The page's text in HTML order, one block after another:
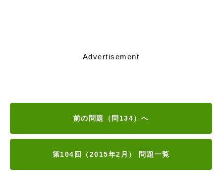
Advertisement
前の問題（問134）へ
第104回（2015年2月） 問題一覧